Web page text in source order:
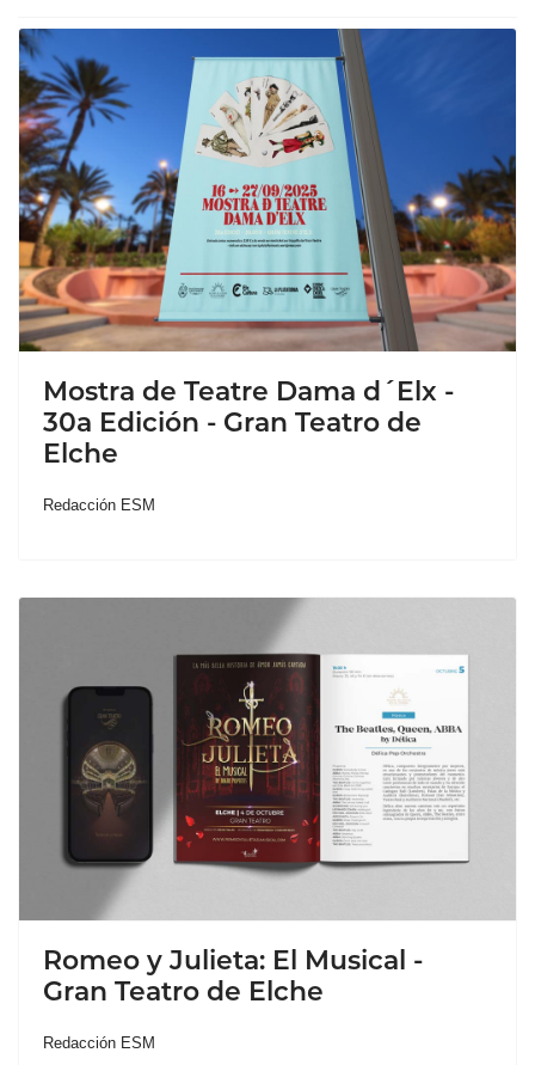
Mostra de Teatre Dama d´Elx -
30a Edición - Gran Teatro de
Elche
Redacción ESM
Romeo y Julieta: El Musical -
Gran Teatro de Elche
Redacción ESM